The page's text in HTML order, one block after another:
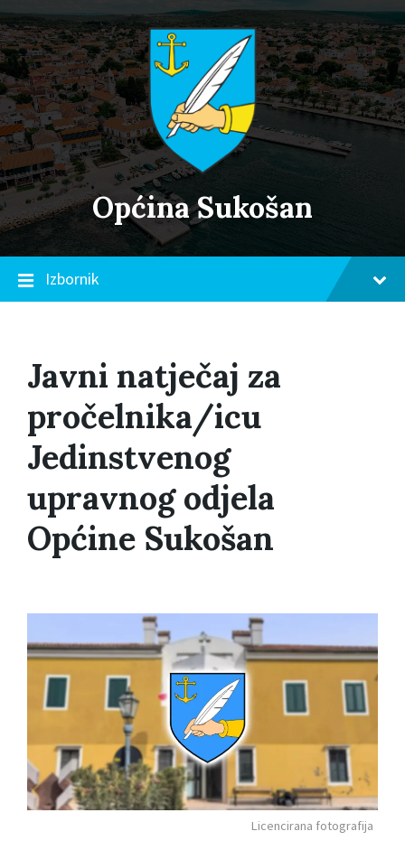
Skip
to
content
Skip
to
main
navigation
Skip
to
footer
Općina Sukošan
Izbornik
Javni natječaj za
pročelnika/icu
Jedinstvenog
upravnog odjela
Općine Sukošan
Licencirana fotografija